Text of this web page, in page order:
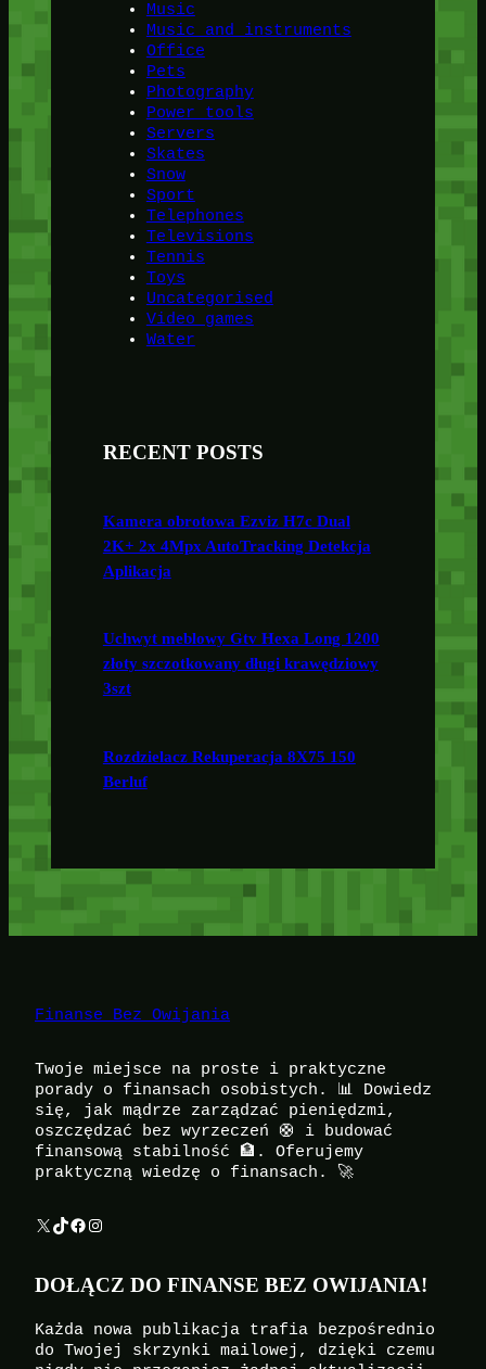
Music
Music and instruments
Office
Pets
Photography
Power tools
Servers
Skates
Snow
Sport
Telephones
Televisions
Tennis
Toys
Uncategorised
Video games
Water
RECENT POSTS
Kamera obrotowa Ezviz H7c Dual
2K+ 2x 4Mpx AutoTracking Detekcja
Aplikacja
Uchwyt meblowy Gtv Hexa Long 1200
złoty szczotkowany długi krawędziowy
3szt
Rozdzielacz Rekuperacja 8X75 150
Berluf
Finanse Bez Owijania
Twoje miejsce na proste i praktyczne
porady o finansach osobistych. 📊 Dowiedz
się, jak mądrze zarządzać pieniędzmi,
oszczędzać bez wyrzeczeń 🛟 i budować
finansową stabilność 🏦. Oferujemy
praktyczną wiedzę o finansach. 🚀
X TikTok Facebook Instagram
DOŁĄCZ DO FINANSE BEZ OWIJANIA!
Każda nowa publikacja trafia bezpośrednio
do Twojej skrzynki mailowej, dzięki czemu